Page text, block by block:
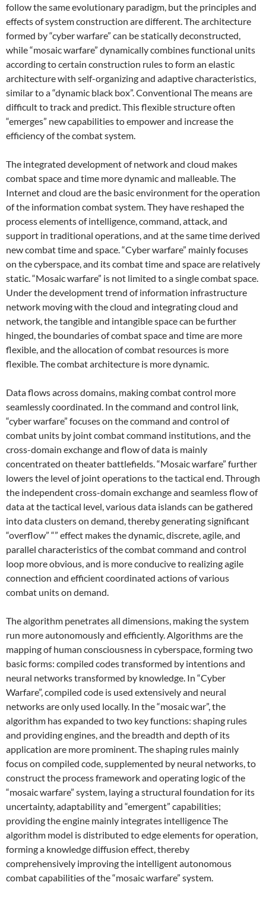
follow the same evolutionary paradigm, but the principles and
effects of system construction are different. The architecture
formed by “cyber warfare” can be statically deconstructed,
while “mosaic warfare” dynamically combines functional units
according to certain construction rules to form an elastic
architecture with self-organizing and adaptive characteristics,
similar to a “dynamic black box”. Conventional The means are
difficult to track and predict. This flexible structure often
“emerges” new capabilities to empower and increase the
efficiency of the combat system.
The integrated development of network and cloud makes
combat space and time more dynamic and malleable. The
Internet and cloud are the basic environment for the operation
of the information combat system. They have reshaped the
process elements of intelligence, command, attack, and
support in traditional operations, and at the same time derived
new combat time and space. “Cyber ​​warfare” mainly focuses
on the cyberspace, and its combat time and space are relatively
static. “Mosaic warfare” is not limited to a single combat space.
Under the development trend of information infrastructure
network moving with the cloud and integrating cloud and
network, the tangible and intangible space can be further
hinged, the boundaries of combat space and time are more
flexible, and the allocation of combat resources is more
flexible. The combat architecture is more dynamic.
Data flows across domains, making combat control more
seamlessly coordinated. In the command and control link,
“cyber warfare” focuses on the command and control of
combat units by joint combat command institutions, and the
cross-domain exchange and flow of data is mainly
concentrated on theater battlefields. “Mosaic warfare” further
lowers the level of joint operations to the tactical end. Through
the independent cross-domain exchange and seamless flow of
data at the tactical level, various data islands can be gathered
into data clusters on demand, thereby generating significant
“overflow” “” effect makes the dynamic, discrete, agile, and
parallel characteristics of the combat command and control
loop more obvious, and is more conducive to realizing agile
connection and efficient coordinated actions of various
combat units on demand.
The algorithm penetrates all dimensions, making the system
run more autonomously and efficiently. Algorithms are the
mapping of human consciousness in cyberspace, forming two
basic forms: compiled codes transformed by intentions and
neural networks transformed by knowledge. In “Cyber ​​
Warfare”, compiled code is used extensively and neural
networks are only used locally. In the “mosaic war”, the
algorithm has expanded to two key functions: shaping rules
and providing engines, and the breadth and depth of its
application are more prominent. The shaping rules mainly
focus on compiled code, supplemented by neural networks, to
construct the process framework and operating logic of the
“mosaic warfare” system, laying a structural foundation for its
uncertainty, adaptability and “emergent” capabilities;
providing the engine mainly integrates intelligence The
algorithm model is distributed to edge elements for operation,
forming a knowledge diffusion effect, thereby
comprehensively improving the intelligent autonomous
combat capabilities of the “mosaic warfare” system.